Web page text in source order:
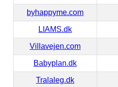
byhappyme.com
LIAMS.dk
Villavejen.com
Babyplan.dk
Tralaleg.dk